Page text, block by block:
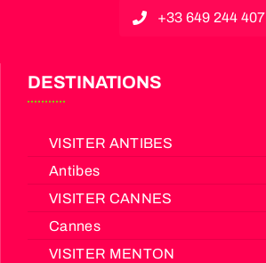
+33 649 244 407
DESTINATIONS
VISITER ANTIBES
Antibes
VISITER CANNES
Cannes
VISITER MENTON